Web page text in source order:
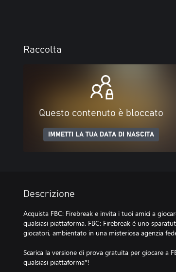
Raccolta
Questo contenuto è bloccato
IMMETTI LA TUA DATA DI NASCITA
Descrizione
Acquista FBC: Firebreak e invita i tuoi amici a
qualsiasi piattaforma. FBC: Firebreak è uno
giocatori, ambientato in una misteriosa agenzia
Scarica la versione di prova gratuita per giocare a
qualsiasi piattaforma*!